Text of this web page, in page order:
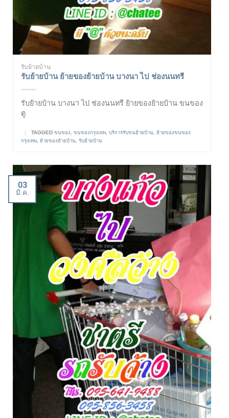
รับย้ายบ้าน
รับย้ายบ้าน ย้ายของย้ายบ้าน บางนา ไป ช่องนนทรี
รับย้ายบ้าน บางนา ไป ช่องนนทรี ย้ายของย้ายบ้าน ขนของ
ตู
| TAGGED ขนของ ขนของกรุงเทพ บริการรับขนย้ายบ้าน
ย้ายของขนของ
กรุงเทพ
ย้ายของย้ายบ้าน รับย้ายบ้าน
03
มี.ค.